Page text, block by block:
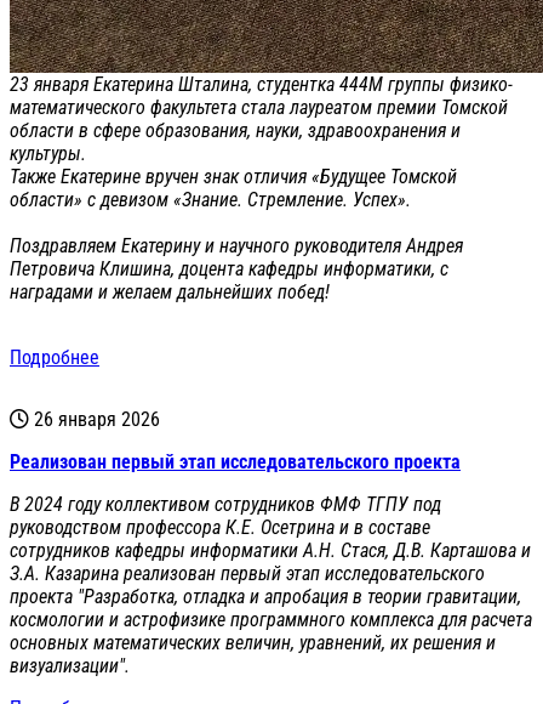
23 января Екатерина Шталина, студентка 444М группы физико-
математического факультета стала лауреатом премии Томской
области в сфере образования, науки, здравоохранения и
культуры.
Также Екатерине вручен знак отличия «Будущее Томской
области» с девизом «Знание. Стремление. Успех».
Поздравляем Екатерину и научного руководителя Андрея
Петровича Клишина, доцента кафедры информатики, с
наградами и желаем дальнейших побед!
Подробнее
26 января 2026
Реализован первый этап исследовательского проекта
В 2024 году коллективом сотрудников ФМФ ТГПУ под
руководством профессора К.Е. Осетрина и в составе
сотрудников кафедры информатики А.Н. Стася, Д.В. Карташова и
З.А. Казарина реализован первый этап исследовательского
проекта "Разработка, отладка и апробация в теории гравитации,
космологии и астрофизике программного комплекса для расчета
основных математических величин, уравнений, их решения и
визуализации".